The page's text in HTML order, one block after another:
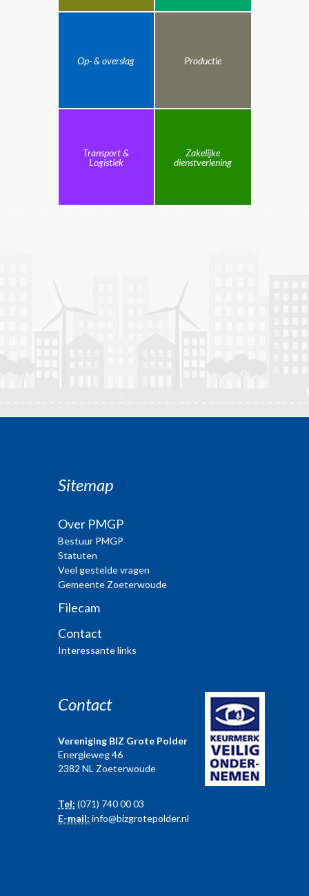
Op- & overslag Productie
Transport &
Logistiek
Zakelijke
dienstverlening
Sitemap
Over PMGP
Bestuur PMGP
Statuten
Veel gestelde vragen
Gemeente Zoeterwoude
Filecam
Contact
Interessante links
Contact
Vereniging BIZ Grote Polder
Energieweg 46
2382 NL Zoeterwoude
Tel: (071) 740 00 03
E-mail: info@bizgrotepolder.nl